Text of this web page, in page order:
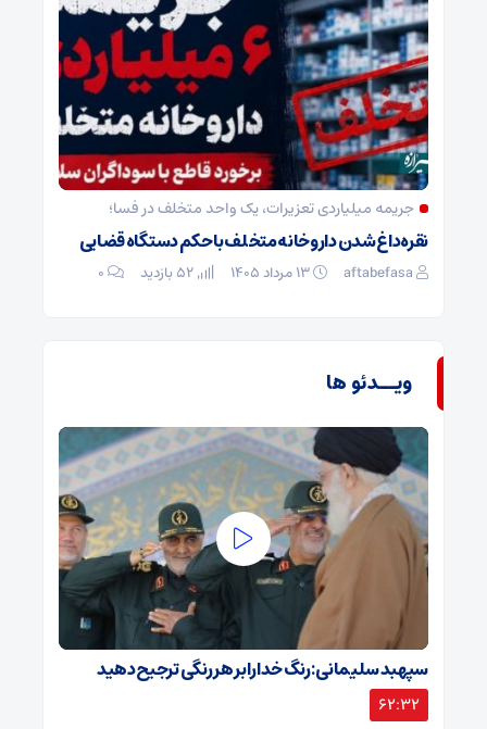
جریمه میلیاردی تعزیرات، یک واحد متخلف در فسا؛
نقره‌داغ شدن داروخانه متخلف با حکم دستگاه قضایی
aftabefasa ۰
ویــدئو ها
سپهبد سلیمانی: رنگ خدا را بر هر رنگی ترجیح دهید
62:32